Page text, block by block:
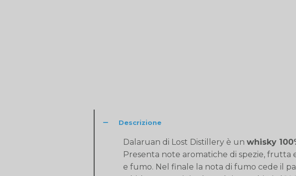
Descrizione
Dalaruan di Lost Distillery è un whisky
Presenta note aromatiche di spezie,
e fumo. Nel finale la nota di fumo cede il